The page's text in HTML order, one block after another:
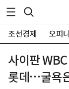
조선경제 오피
사이판
롯데…굴욕